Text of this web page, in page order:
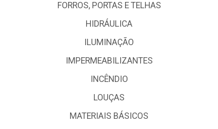
FORROS, PORTAS E TELHAS
HIDRÁULICA
ILUMINAÇÃO
IMPERMEABILIZANTES
INCÊNDIO
LOUÇAS
MATERIAIS BÁSICOS